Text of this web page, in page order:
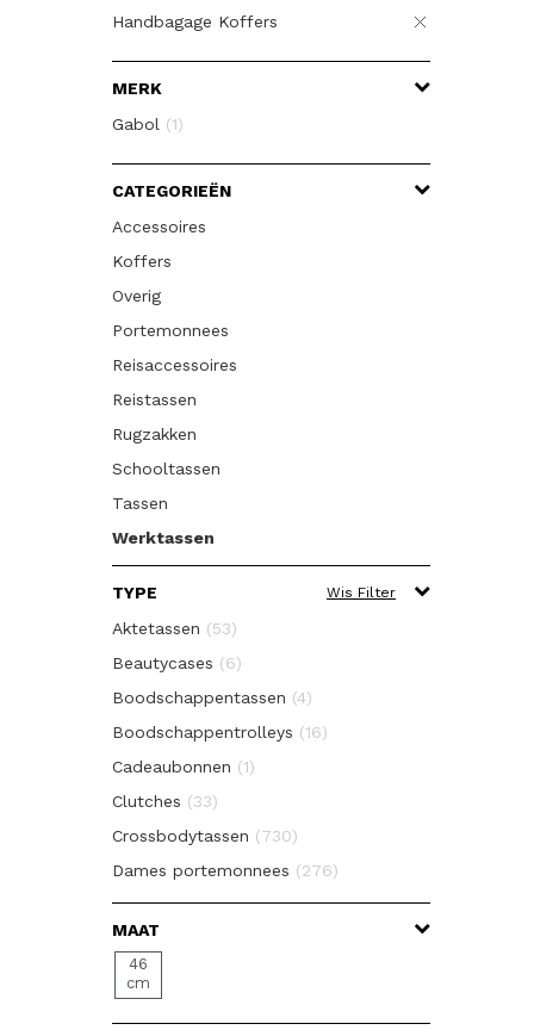
Handbagage Koffers
MERK
Gabol (1)
CATEGORIEËN
Accessoires
Koffers
Overig
Portemonnees
Reisaccessoires
Reistassen
Rugzakken
Schooltassen
Tassen
Werktassen
TYPE Wis Filter
Aktetassen (53)
Beautycases (6)
Boodschappentassen (4)
Boodschappentrolleys (16)
Cadeaubonnen (1)
Clutches (33)
Crossbodytassen (730)
Dames portemonnees (276)
Diversen(10)
Fietstassen
Handbagage Koffers
MAAT
46
cm